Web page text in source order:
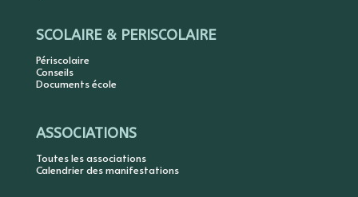
SCOLAIRE & PERISCOLAIRE
Périscolaire
Conseils
Documents école
ASSOCIATIONS
Toutes les associations
Calendrier des manifestations